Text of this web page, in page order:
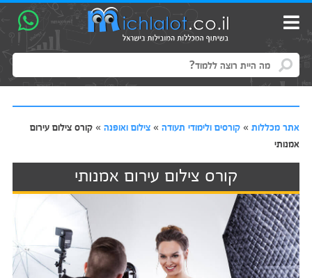
אתר מכללות» קורסים ולימודי תעודה» צילום ואופנה» קורס צילום עירום
אמנותי
קורס צילום עירום אמנותי